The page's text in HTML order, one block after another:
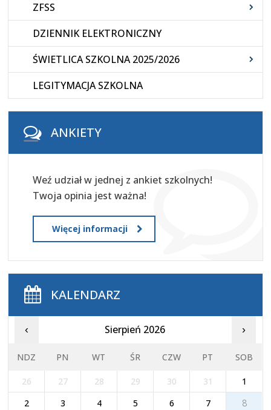
ZFSS
DZIENNIK ELEKTRONICZNY
ŚWIETLICA SZKOLNA 2025/2026
LEGITYMACJA SZKOLNA
ANKIETY
Weź udział w jednej z ankiet szkolnych!
Twoja opinia jest ważna!
Więcej informacji
KALENDARZ
‹ Sierpień 2026 ›
NDZ PN WT ŚR CZW PT SOB
26 27 28 29 30 31
1
2
3 4 5 6 7
8